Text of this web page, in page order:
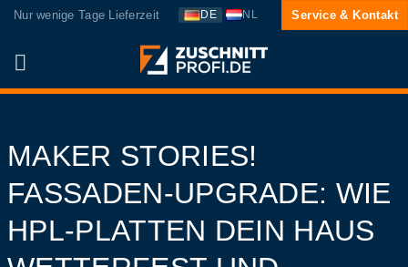
Zum
springen
Nur wenige Tage Lieferzeit DE NL Service & Kontakt
MAKER STORIES!
FASSADEN-UPGRADE: WIE
HPL-PLATTEN DEIN HAUS